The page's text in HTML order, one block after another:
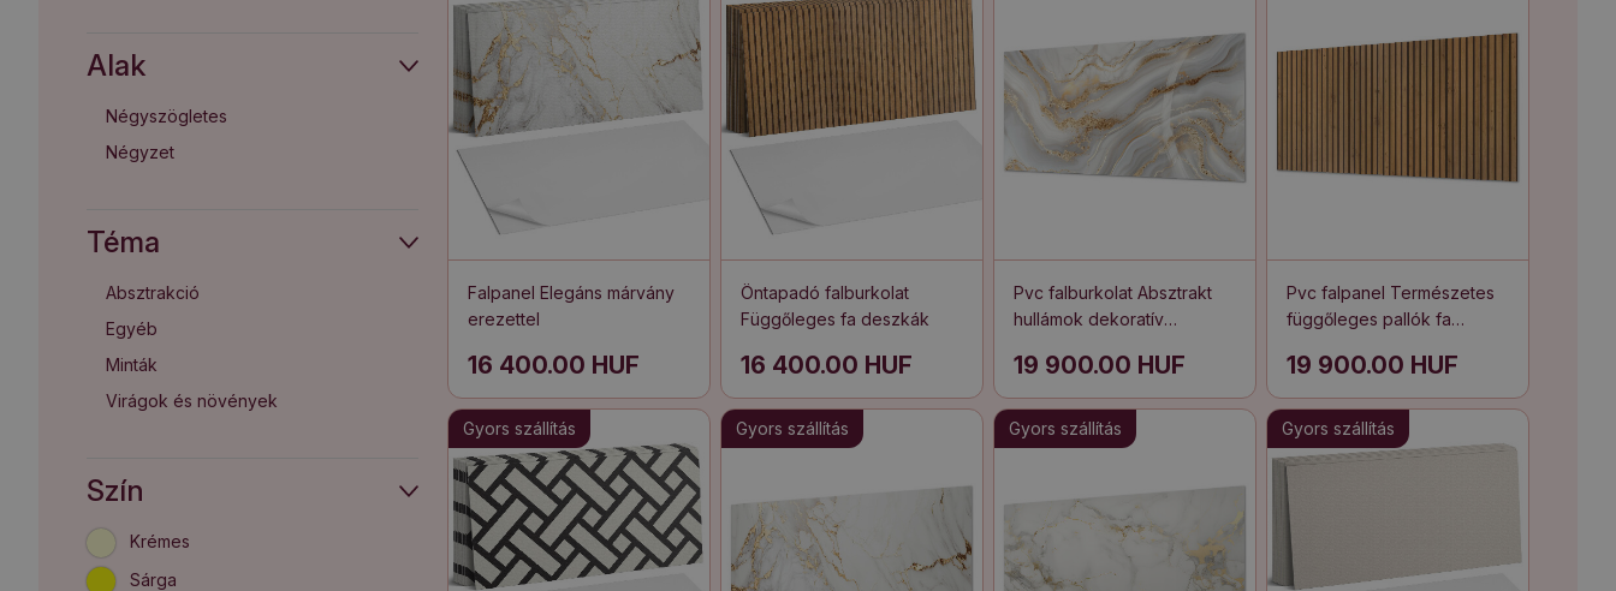
Alak
Négyszögletes
Négyzet
Téma
Absztrakció
Egyéb
Minták
Virágok és növények
Szín
Krémes
Sárga
Falpanel Elegáns márvány
erezettel
16 400.00 HUF
Öntapadó falburkolat
Függőleges fa deszkák
16 400.00 HUF
Pvc falburkolat Absztrakt
hullámok dekoratív
19 900.00 HUF
Pvc falpanel Természetes
függőleges pallók fa
19 900.00 HUF
Gyors szállítás Gyors szállítás Gyors szállítás Gyors szállítás